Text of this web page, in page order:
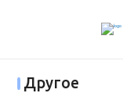
Другое